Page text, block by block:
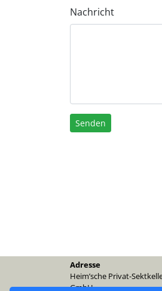
Nachricht
Senden
Adresse
Heim’sche Privat-
GmbH